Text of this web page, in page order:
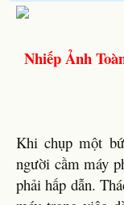
Nhiếp Ảnh
Khi chụp một
người cầm máy
phải hấp dẫn.